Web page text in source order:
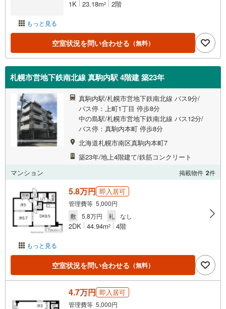
もっと見る
1K 23.18m2 2階
空室状況を問い合わせる （無料）
札幌市営地下鉄南北線 真駒内駅 4階建 築23年
真駒内駅/札幌市営地下鉄南北線 バス9分/
バス停：上町1丁目 停歩8分
中の島駅/札幌市営地下鉄南北線 バス12分/
バス停：真駒内本町 停歩8分
北海道札幌市南区真駒内本町7
築23年/地上4階建て/鉄筋コンクリート
マンション
掲載物件 2件
もっと見る
5.8万円 即入居可
管理費等 5,000円
敷
5.8万円 礼 なし
2DK 44.94m2 4階
空室状況を問い合わせる （無料）
4.7万円 即入居可
管理費等 5,000円